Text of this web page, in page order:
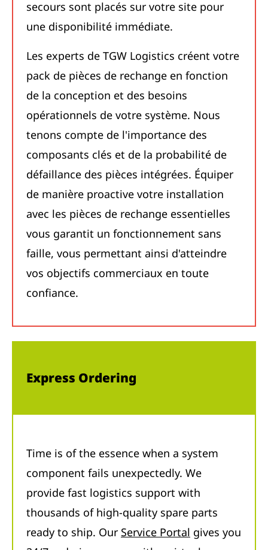
secours sont placés sur votre site pour
une disponibilité immédiate.
Les experts de TGW Logistics créent votre
pack de pièces de rechange en fonction
de la conception et des besoins
opérationnels de votre système. Nous
tenons compte de l'importance des
composants clés et de la probabilité de
défaillance des pièces intégrées. Équiper
de manière proactive votre installation
avec les pièces de rechange essentielles
vous garantit un fonctionnement sans
faille, vous permettant ainsi d'atteindre
vos objectifs commerciaux en toute
confiance.
Express Ordering
Time is of the essence when a system
component fails unexpectedly. We
provide fast logistics support with
thousands of high-quality spare parts
ready to ship. Our Service Portal gives you